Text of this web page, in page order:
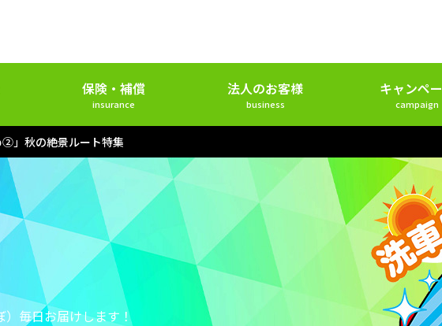
保険・補償
insurance
法人のお客様
business
キャンペ
campaign
②」秋の絶景ルート特集
）毎日お届けします！